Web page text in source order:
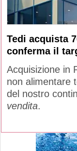
Tedi acquista
conferma il
Acquisizione in
non alimentare
del nostro
vendita.